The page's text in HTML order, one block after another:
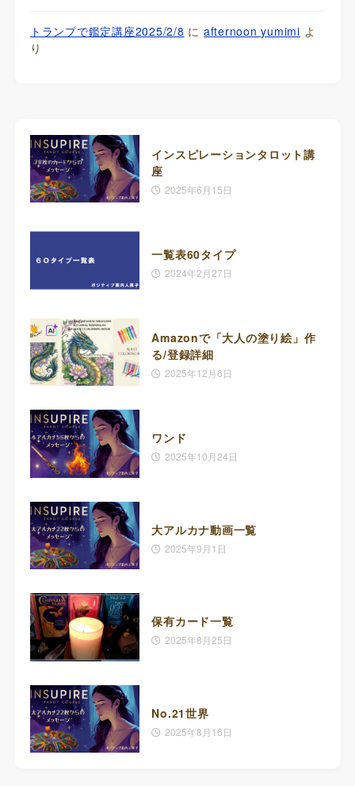
トランプで鑑定講座2025/2/8 に afternoon yumimi よ
り
インスピレーションタロット講
座
2025年6月15日
一覧表60タイプ
2024年2月27日
Amazonで「大人の塗り絵」作
る/登録詳細
2025年12月6日
ワンド
2025年10月24日
大アルカナ動画一覧
2025年9月1日
保有カード一覧
2025年8月25日
No.21世界
2025年8月16日